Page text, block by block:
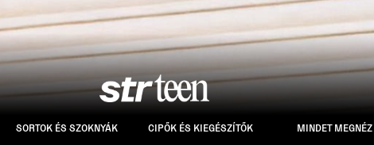
SORTOK ÉS SZOKNYÁK CIPŐK ÉS KIEGÉSZÍTŐK MINDET MEGNÉZ